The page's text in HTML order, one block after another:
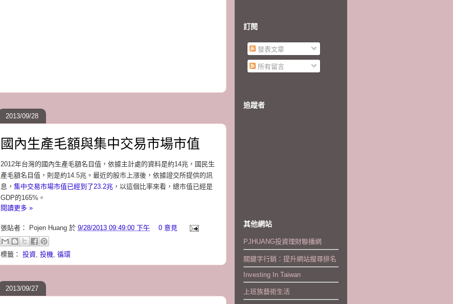
2013/09/28
國內生產毛額與集中交易市場市值
2012年台灣的國內生產毛額名目值，依據主計處的資料是約14兆，國民生
產毛額名目值，則是約14.5兆。最近的股市上漲後，依據證交所提供的訊
息， 集中交易市場市值已經到了23.2兆 ，以這個比率來看，總市值已經是
GDP的165%。
閱讀更多 »
張貼者： Pojen Huang 於 9/28/2013 09:49:00 下午 0 意見
標籤： 投資, 投機, 循環
2013/09/27
訂閱
發表文章
所有留言
追蹤者
其他網站
PJHUANG投資理財聯播網
關鍵字行銷：提升網站搜尋排名
Investing In Taiwan
上班族藝術生活